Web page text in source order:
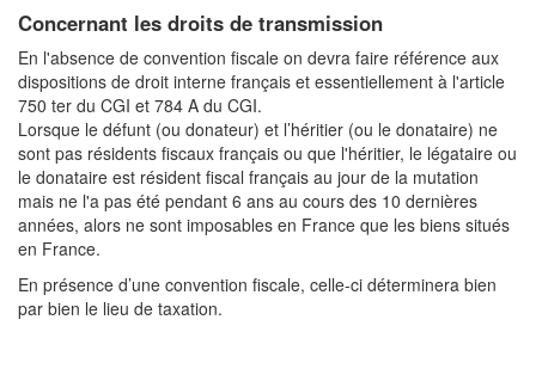
Concernant les droits de transmission
En l'absence de convention fiscale on devra faire référence aux
dispositions de droit interne français et essentiellement à l'article
750 ter du CGI et 784 A du CGI.
Lorsque le défunt (ou donateur) et l’héritier (ou le donataire) ne
sont pas résidents fiscaux français ou que l'héritier, le légataire ou
le donataire est résident fiscal français au jour de la mutation
mais ne l'a pas été pendant 6 ans au cours des 10 dernières
années, alors ne sont imposables en France que les biens situés
en France.
En présence d’une convention fiscale, celle-ci déterminera bien
par bien le lieu de taxation.